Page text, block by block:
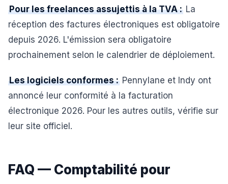
Pour les freelances assujettis à la TVA : La
réception des factures électroniques est obligatoire
depuis 2026. L'émission sera obligatoire
prochainement selon le calendrier de déploiement.
Les logiciels conformes : Pennylane et Indy ont
annoncé leur conformité à la facturation
électronique 2026. Pour les autres outils, vérifie sur
leur site officiel.
FAQ — Comptabilité pour